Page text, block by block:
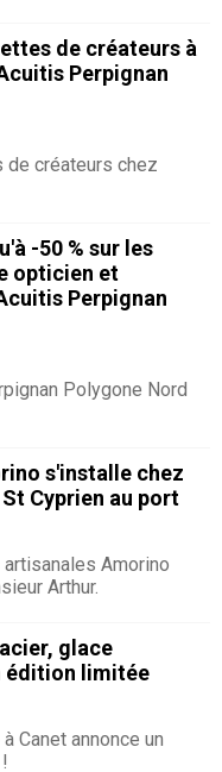
de créateurs à
Perpignan
créateurs chez
-50 % sur les
opticien et
Perpignan
Polygone Nord
s'installe chez
Cyprien au port
Amorino
Arthur.
glace
édition limitée
Canet annonce un